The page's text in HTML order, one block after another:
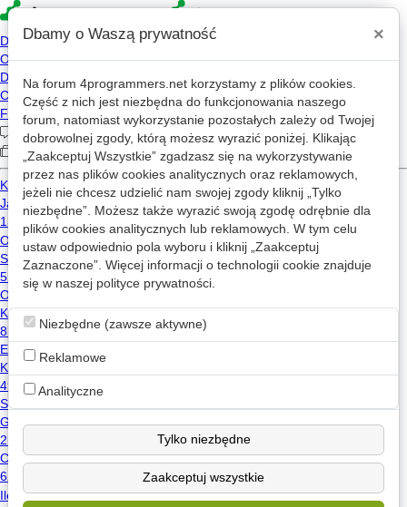
4p » Forum
Dział o systemach wbudowanych,
mikrokontrolerach, IoT, etc.
« 1 2 ... 8 ... 15 »
Nowy wątek
Zaakceptowano Jak dodać strefę histerezy do bieżącego kodu?
arduino
c
flowCRANE 2018-12-28 23:06
Zdalne kontrolowanie modułu sprawdzającego stan akwarium
2
1.4k
2018-12-15 06:13
Problem z kodem Arduino
3
1.6k
Dbamy o Waszą prywatność ×
Na forum 4programmers.net korzystamy z plików cookies.
Część z nich jest niezbędna do funkcjonowania naszego
forum, natomiast wykorzystanie pozostałych zależy od Twojej
dobrowolnej zgody, którą możesz wyrazić poniżej. Klikając
„Zaakceptuj Wszystkie” zgadzasz się na wykorzystywanie
przez nas plików cookies analitycznych oraz reklamowych,
jeżeli nie chcesz udzielić nam swojej zgody kliknij „Tylko
niezbędne”. Możesz także wyrazić swoją zgodę odrębnie dla
plików cookies analitycznych lub reklamowych. W tym celu
ustaw odpowiednio pola wyboru i kliknij „Zaakceptuj
Zaznaczone”. Więcej informacji o technologii cookie znajduje
się w naszej polityce prywatności.
Niezbędne (zawsze aktywne)
Reklamowe
Analityczne
Tylko niezbędne
Zaakceptuj wszystkie